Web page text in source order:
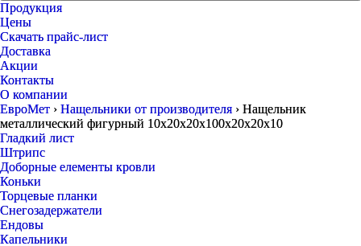
Продукция
Цены
Скачать прайс-лист
Доставка
Акции
Контакты
О компании
ЕвроМет › Нащельники от производителя › Нащельник
металлический фигурный 10х20х20х100х20х20х10
Гладкий лист
Штрипс
Доборные елементы кровли
Коньки
Торцевые планки
Снегозадержатели
Ендовы
Капельники